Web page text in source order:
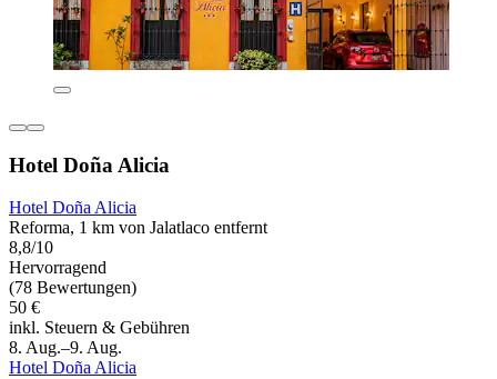
Hotel Doña Alicia
Hotel Doña Alicia
Reforma, 1 km von Jalatlaco entfernt
8,8/10
Hervorragend
(78 Bewertungen)
50 €
inkl. Steuern & Gebühren
8. Aug.–9. Aug.
Hotel Doña Alicia